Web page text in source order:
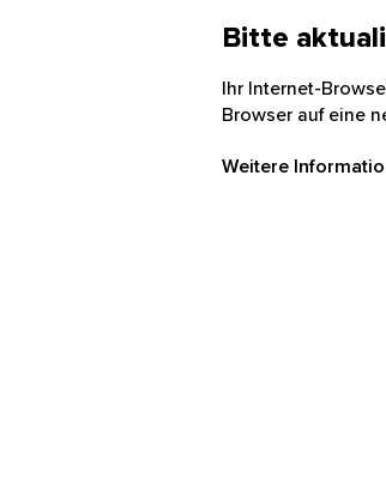
Bitte
Ihr Internet-
Browser auf eine
Weitere